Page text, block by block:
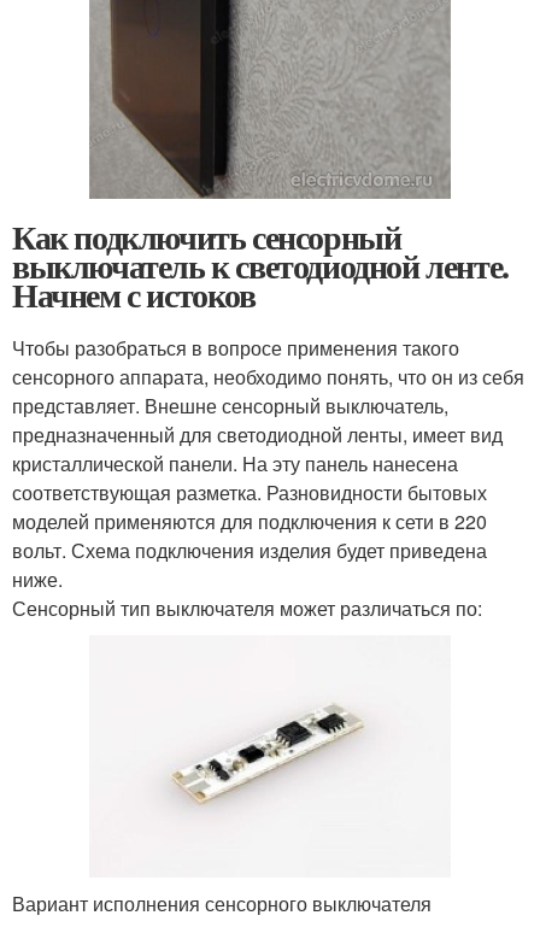
Как подключить сенсорный
выключатель к светодиодной ленте.
Начнем с истоков
Чтобы разобраться в вопросе применения такого
сенсорного аппарата, необходимо понять, что он из себя
представляет. Внешне сенсорный выключатель,
предназначенный для светодиодной ленты, имеет вид
кристаллической панели. На эту панель нанесена
соответствующая разметка. Разновидности бытовых
моделей применяются для подключения к сети в 220
вольт. Схема подключения изделия будет приведена
ниже.
Сенсорный тип выключателя может различаться по:
Вариант исполнения сенсорного выключателя